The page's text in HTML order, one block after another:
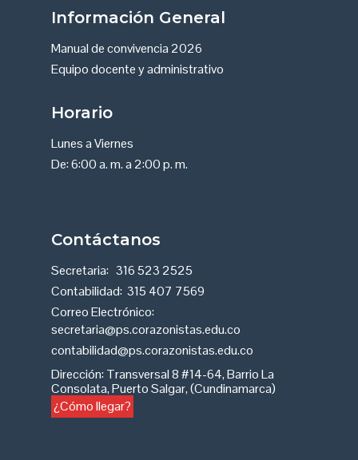
Información General
Manual de convivencia 2026
Equipo docente y administrativo
Horario
Lunes a Viernes
De: 6:00 a. m. a 2:00 p. m.
Contáctanos
Secretaria: 316 523 2525
Contabilidad: 315 407 7569
Correo Electrónico:
secretaria@ps.corazonistas.edu.co
contabilidad@ps.corazonistas.edu.co
Dirección: Transversal 8 #14-64, Barrio La
Consolata, Puerto Salgar, (Cundinamarca)
¿Cómo llegar?
PAGO EN LÍNEA